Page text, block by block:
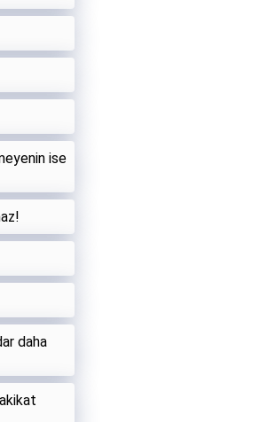
ise
daha